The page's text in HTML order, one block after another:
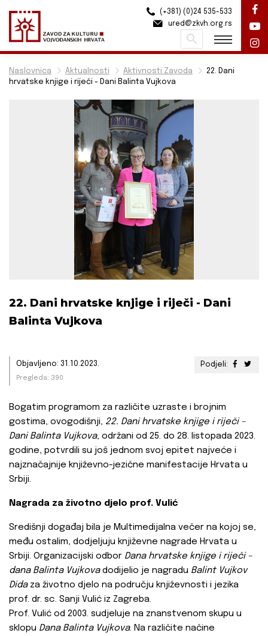
Naslovnica Aktualnosti Aktivnosti Zavoda
22. Dani
hrvatske knjige i riječi - Dani Balinta Vujkova
22. Dani hrvatske knjige i riječi - Dani
Balinta Vujkova
Podjeli:
Objavljeno: 31.10.2023.
Pregleda: 390
Bogatim programom za različite uzraste i brojnim
gostima, ovogodišnji, 22. Dani hrvatske knjige i riječi –
Dani Balinta Vujkova, održani od 25. do 28. listopada 2023.
godine, potvrdili su još jednom svoj epitet najveće i
najznačajnije književno-jezične manifestacije Hrvata u
Srbiji.
Nagrada za životno djelo prof. Vulić
Središnji događaj bila je Multimedijalna večer na kojoj se,
među ostalim, dodjeljuju književne nagrade Hrvata u
Srbiji. Organizacijski odbor Dana hrvatske knjige i riječi –
dana Balinta Vujkovadodijelio je nagradu Balint Vujkov
Didaza životno djelo na području književnosti i jezika
prof. dr. sc. Sanji Vulić iz Zagreba.
Prof. Vulić od 2003. sudjeluje na znanstvenom skupu u
sklopu Dana Balinta Vujkova. Na različite načine
(+381) (0)24 535-533
ured@zkvh.org.rs
Pretraži